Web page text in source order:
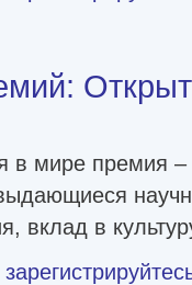
в мире премия
вклад в
Открытия, изменившие